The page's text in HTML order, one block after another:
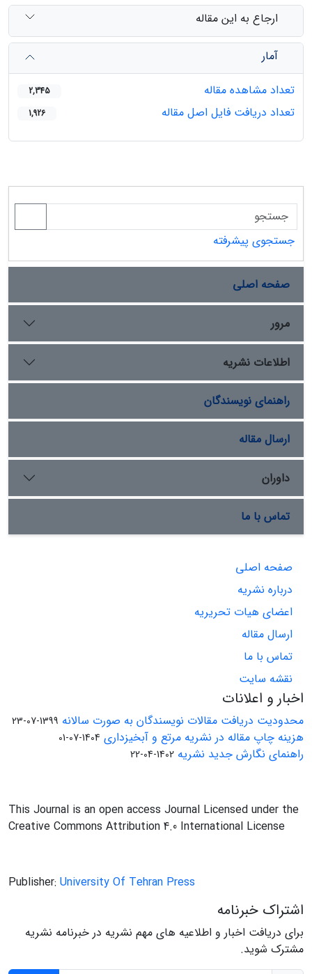
ارجاع به این مقاله
آمار
تعداد مشاهده مقاله
2,345
تعداد دریافت فایل اصل مقاله 1,926
جستجوی پیشرفته
صفحه اصلی
مرور
اطلاعات نشریه
راهنمای نویسندگان
ارسال مقاله
داوران
تماس با ما
صفحه اصلی
درباره نشریه
اعضای هیات تحریریه
ارسال مقاله
تماس با ما
نقشه سایت
اخبار و اعلانات
محدودیت دریافت مقالات نویسندگان به صورت سالانه 1399-07-23
هزینه چاپ مقاله در نشریه مرتع و آبخیزداری 1404-07-01
راهنمای نگارش جدید نشریه 1402-04-22
This Journal is an open access Journal Licensed under the
Creative Commons Attribution 4.0 International License
Publisher: University Of Tehran Press
اشتراک خبرنامه
برای دریافت اخبار و اطلاعیه های مهم نشریه در خبرنامه نشریه
مشترک شوید.